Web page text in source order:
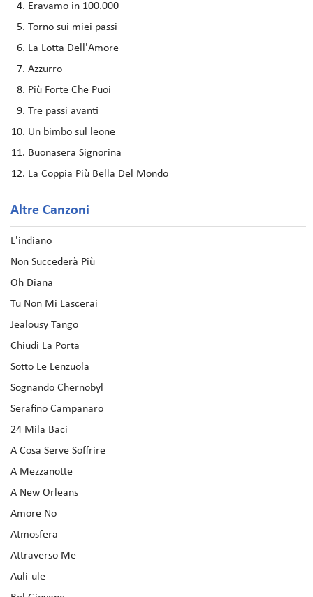
Eravamo in 100.000
Torno sui miei passi
La Lotta Dell'Amore
Azzurro
Più Forte Che Puoi
Tre passi avanti
Un bimbo sul leone
Buonasera Signorina
La Coppia Più Bella Del Mondo
Altre Canzoni
L'indiano
Non Succederà Più
Oh Diana
Tu Non Mi Lascerai
Jealousy Tango
Chiudi La Porta
Sotto Le Lenzuola
Sognando Chernobyl
Serafino Campanaro
24 Mila Baci
A Cosa Serve Soffrire
A Mezzanotte
A New Orleans
Amore No
Atmosfera
Attraverso Me
Auli-ule